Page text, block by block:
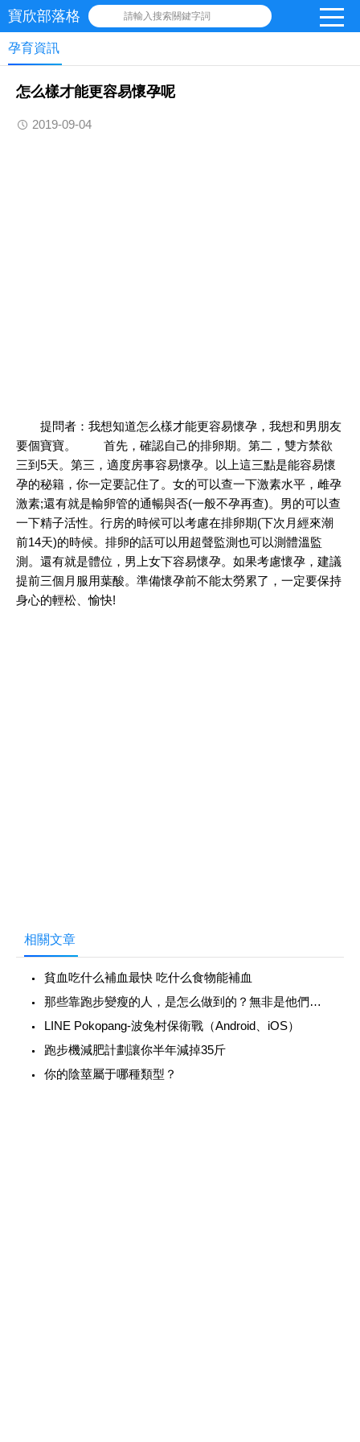
寶欣部落格 請輸入搜索關鍵字詞
孕育資訊
怎么樣才能更容易懷孕呢
2019-09-04
提問者：我想知道怎么樣才能更容易懷孕，我想和男朋友
要個寶寶。 首先，確認自己的排卵期。第二，雙方禁欲
三到5天。第三，適度房事容易懷孕。以上這三點是能容易懷
孕的秘籍，你一定要記住了。女的可以查一下激素水平，雌孕
激素;還有就是輸卵管的通暢與否(一般不孕再查)。男的可以查
一下精子活性。行房的時候可以考慮在排卵期(下次月經來潮
前14天)的時候。排卵的話可以用超聲監測也可以測體溫監
測。還有就是體位，男上女下容易懷孕。如果考慮懷孕，建議
提前三個月服用葉酸。準備懷孕前不能太勞累了，一定要保持
身心的輕松、愉快!
相關文章
貧血吃什么補血最快 吃什么食物能補血
那些靠跑步變瘦的人，是怎么做到的？無非是他們知道這4點
‎LINE Pokopang-波兔村保衛戰（Android、iOS）
跑步機減肥計劃讓你半年減掉35斤
你的陰莖屬于哪種類型？